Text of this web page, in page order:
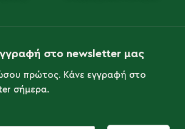
στο newsletter μας
πρώτος. Κάνε εγγραφή στο
σήμερα.